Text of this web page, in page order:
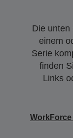
Die unten
einem
Serie
finden
Links
WorkForce